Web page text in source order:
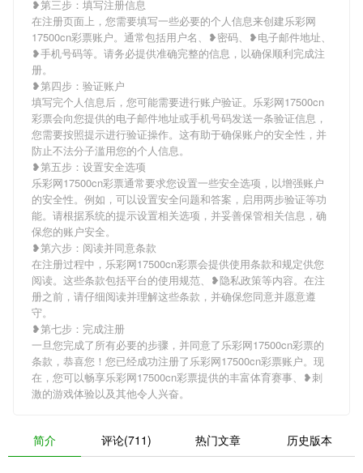
❥第三步：填写注册信息
在注册页面上，您需要填写一些必要的个人信息来创建乐彩网
17500cn彩票账户。通常包括用户名、❥密码、❥电子邮件地址、
❥手机号码等。请务必提供准确完整的信息，以确保顺利完成注
册。
❥第四步：验证账户
填写完个人信息后，您可能需要进行账户验证。乐彩网17500cn
彩票会向您提供的电子邮件地址或手机号码发送一条验证信息，
您需要按照提示进行验证操作。这有助于确保账户的安全性，并
防止不法分子滥用您的个人信息。
❥第五步：设置安全选项
乐彩网17500cn彩票通常要求您设置一些安全选项，以增强账户
的安全性。例如，可以设置安全问题和答案，启用两步验证等功
能。请根据系统的提示设置相关选项，并妥善保管相关信息，确
保您的账户安全。
❥第六步：阅读并同意条款
在注册过程中，乐彩网17500cn彩票会提供使用条款和规定供您
阅读。这些条款包括平台的使用规范、❥隐私政策等内容。在注
册之前，请仔细阅读并理解这些条款，并确保您同意并愿意遵
守。
❥第七步：完成注册
一旦您完成了所有必要的步骤，并同意了乐彩网17500cn彩票的
条款，恭喜您！您已经成功注册了乐彩网17500cn彩票账户。现
在，您可以畅享乐彩网17500cn彩票提供的丰富体育赛事、❥刺
激的游戏体验以及其他令人兴奋。
简介 评论(711) 热门文章 历史版本